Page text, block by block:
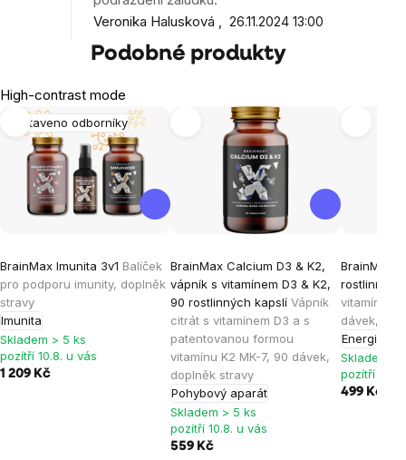
Veronika Halusková 26.11.2024 13:00
Podobné produkty
High-contrast mode
Sestaveno odborníky
BrainMax Imunita 3v1 Balíček
pro podporu imunity, doplněk
stravy
Imunita
Skladem > 5 ks
pozítří 10.8. u vás
1 209 Kč
BrainMax Calcium D3 & K2,
vápník s vitamínem D3 & K2,
90 rostlinných kapslí Vápník
citrát s vitamínem D3 a s
patentovanou formou
vitamínu K2 MK-7, 90 dávek,
doplněk stravy
Pohybový aparát
Skladem > 5 ks
pozítří 10.8. u vás
559 Kč
BrainMax
vitamíny a
dávek,
Energie
Skladem >
pozítří
499 Kč